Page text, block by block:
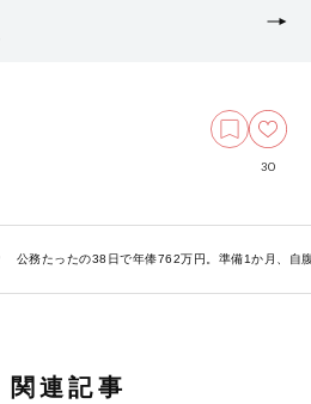
30
公務たったの38日で年俸762万円。準備1か月、自
関連記事